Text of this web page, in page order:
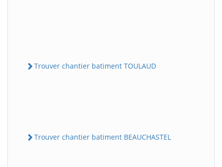
Trouver chantier batiment TOULAUD
Trouver chantier batiment BEAUCHASTEL